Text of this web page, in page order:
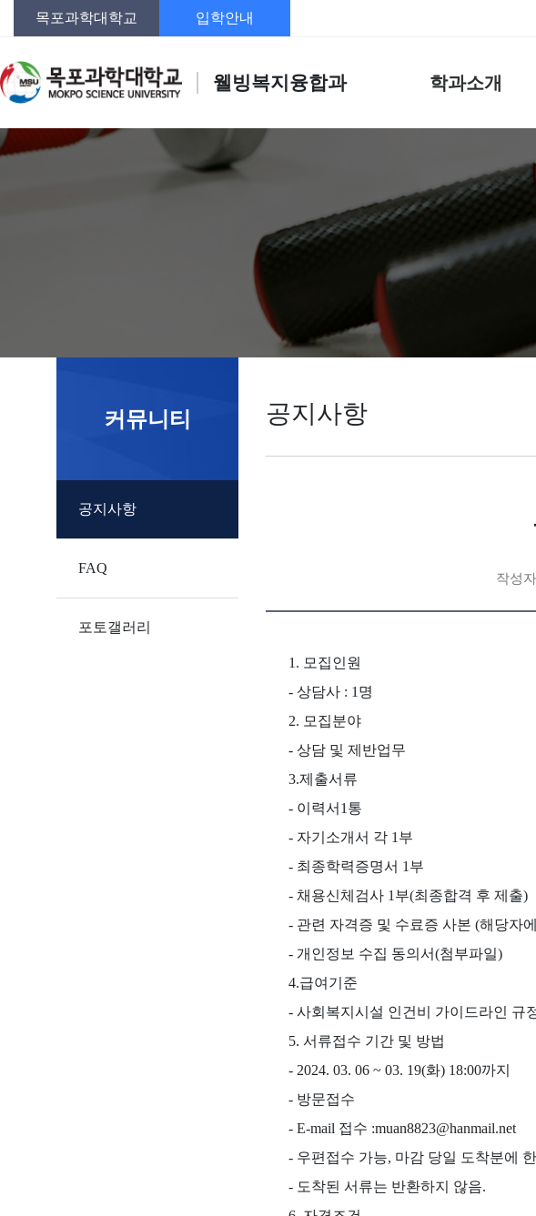
목포과학대학교 입학안내
웰빙복지융합과 학과소개
커뮤니티
공지사항
FAQ
포토갤러리
공지사항
작성
1. 모집인원
- 상담사 : 1명
2. 모집분야
- 상담 및 제반업무
3.제출서류
- 이력서1통
- 자기소개서 각 1부
- 최종학력증명서 1부
- 채용신체검사 1부(최종합격 후 제출)
- 관련 자격증 및 수료증 사본 (해당자
- 개인정보 수집 동의서(첨부파일)
4.급여기준
- 사회복지시설 인건비 가이드라인 규
5. 서류접수 기간 및 방법
- 2024. 03. 06 ~ 03. 19(화) 18:00까지
- 방문접수
- E-mail 접수 :muan8823@hanmail.net
- 우편접수 가능, 마감 당일 도착분에
- 도착된 서류는 반환하지 않음.